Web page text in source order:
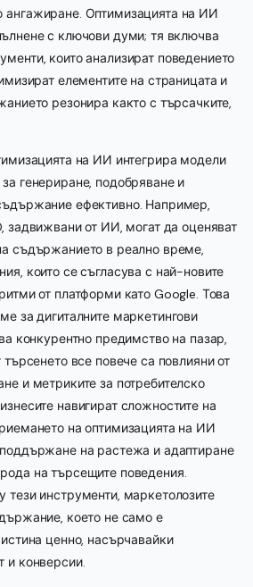
ангажиране. Оптимизацията на ИИ
с ключови думи; тя включва
които анализират поведението
елементите на страницата и
резонира както с търсачките,
на ИИ интегрира модели
генериране, подобряване и
ефективно. Например,
задвижвани от ИИ, могат да оценяват
съдържанието в реално време,
които се съгласува с най-новите
от платформи като Google. Това
за дигиталните маркетингови
конкурентно предимство на пазар,
търсенето все повече са повлияни от
и метриките за потребителско
навигират сложностите на
на оптимизацията на ИИ
на растежа и адаптиране
на търсещите поведения.
тези инструменти, маркетолозите
което не само е
ценно, насърчавайки
и конверсии.